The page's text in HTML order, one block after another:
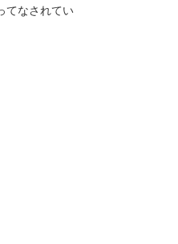
てなされてい